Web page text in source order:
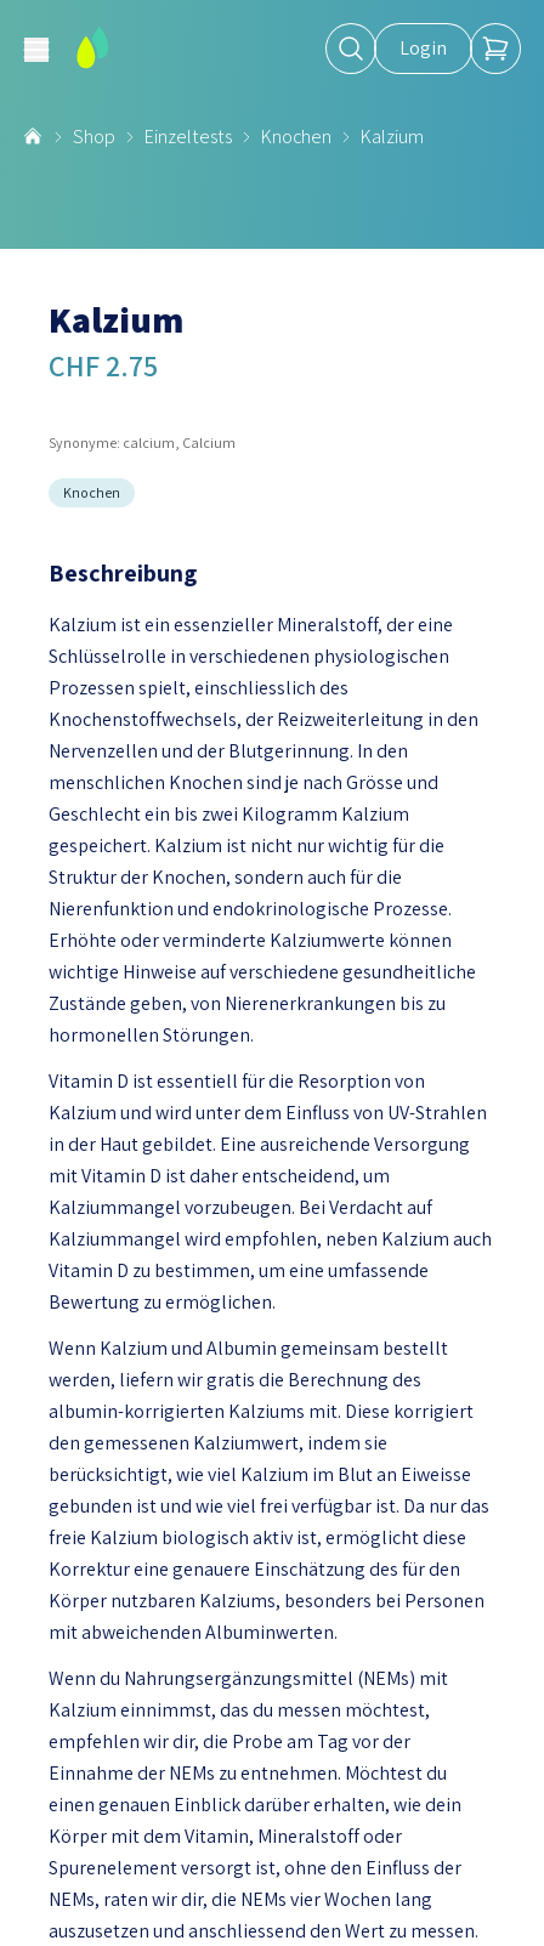
Login
Shop Einzeltests Knochen Kalzium
Kalzium
CHF 2.75
Synonyme: calcium, Calcium
Knochen
Beschreibung
Kalzium ist ein essenzieller Mineralstoff, der eine
Schlüsselrolle in verschiedenen physiologischen
Prozessen spielt, einschliesslich des
Knochenstoffwechsels, der Reizweiterleitung in den
Nervenzellen und der Blutgerinnung. In den
menschlichen Knochen sind je nach Grösse und
Geschlecht ein bis zwei Kilogramm Kalzium
gespeichert. Kalzium ist nicht nur wichtig für die
Struktur der Knochen, sondern auch für die
Nierenfunktion und endokrinologische Prozesse.
Erhöhte oder verminderte Kalziumwerte können
wichtige Hinweise auf verschiedene gesundheitliche
Zustände geben, von Nierenerkrankungen bis zu
hormonellen Störungen.
Vitamin D ist essentiell für die Resorption von
Kalzium und wird unter dem Einfluss von UV-Strahlen
in der Haut gebildet. Eine ausreichende Versorgung
mit Vitamin D ist daher entscheidend, um
Kalziummangel vorzubeugen. Bei Verdacht auf
Kalziummangel wird empfohlen, neben Kalzium auch
Vitamin D zu bestimmen, um eine umfassende
Bewertung zu ermöglichen.
Wenn Kalzium und Albumin gemeinsam bestellt
werden, liefern wir gratis die Berechnung des
albumin-korrigierten Kalziums mit. Diese korrigiert
den gemessenen Kalziumwert, indem sie
berücksichtigt, wie viel Kalzium im Blut an Eiweisse
gebunden ist und wie viel frei verfügbar ist. Da nur das
freie Kalzium biologisch aktiv ist, ermöglicht diese
Korrektur eine genauere Einschätzung des für den
Körper nutzbaren Kalziums, besonders bei Personen
mit abweichenden Albuminwerten.
Wenn du Nahrungsergänzungsmittel (NEMs) mit
Kalzium einnimmst, das du messen möchtest,
empfehlen wir dir, die Probe am Tag vor der
Einnahme der NEMs zu entnehmen. Möchtest du
einen genauen Einblick darüber erhalten, wie dein
Körper mit dem Vitamin, Mineralstoff oder
Spurenelement versorgt ist, ohne den Einfluss der
NEMs, raten wir dir, die NEMs vier Wochen lang
auszusetzen und anschliessend den Wert zu messen.